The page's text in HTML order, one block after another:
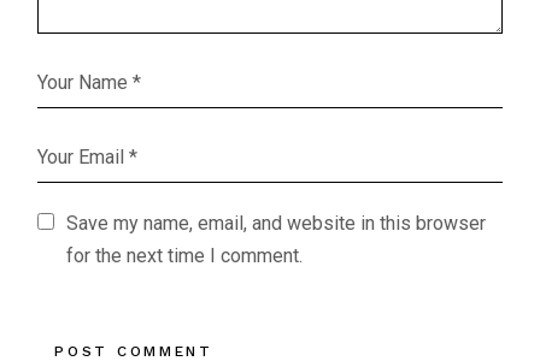
Save my name, email, and website in this browser
for the next time I comment.
POST COMMENT